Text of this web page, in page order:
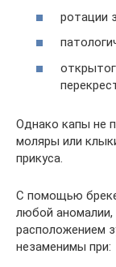
ротации
Однако капы не
моляры или
прикуса.
С помощью
любой аномалии,
расположением
незаменимы при: